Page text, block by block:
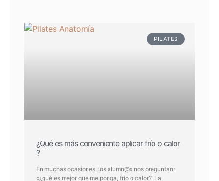
PILATES
¿Qué es más conveniente aplicar frío o calor
?
En muchas ocasiones, los alumn@s nos preguntan:
«¿qué es mejor que me ponga, frío o calor? La